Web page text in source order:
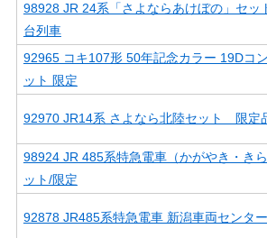
98928 JR 24系「さよならあけぼの」セ
台列車
92965 コキ107形 50年記念カラー 19Dコ
ット 限定
92970 JR14系 さよなら北陸セット 限定
98924 JR 485系特急電車（かがやき・き
ット/限定
92878 JR485系特急電車 新潟車両センタ